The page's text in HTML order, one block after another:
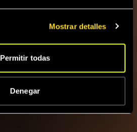
Mostrar detalles
Permitir todas
Denegar